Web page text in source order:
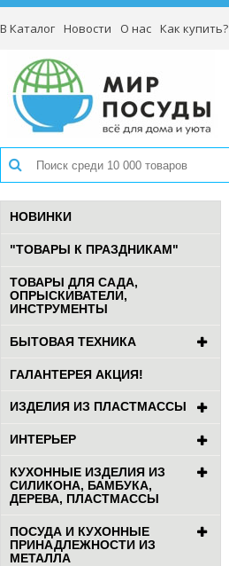
В Каталог Новости О нас Как купить?
НОВИНКИ
"ТОВАРЫ К ПРАЗДНИКАМ"
ТОВАРЫ ДЛЯ САДА,
ОПРЫСКИВАТЕЛИ,
ИНСТРУМЕНТЫ
БЫТОВАЯ ТЕХНИКА
ГАЛАНТЕРЕЯ АКЦИЯ!
ИЗДЕЛИЯ ИЗ ПЛАСТМАССЫ
ИНТЕРЬЕР
КУХОННЫЕ ИЗДЕЛИЯ ИЗ
СИЛИКОНА, БАМБУКА,
ДЕРЕВА, ПЛАСТМАССЫ
ПОСУДА И КУХОННЫЕ
ПРИНАДЛЕЖНОСТИ ИЗ
МЕТАЛЛА